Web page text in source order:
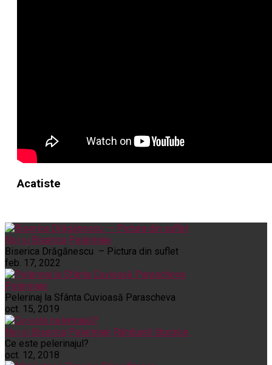
Acatiste
Noi și Biserica Pelerinaje
Biserica Drăgănescu – Pictura din suflet
feb. 17, 2022
Pelerinaje
Pelerinaj la Sfânta Cuvioasă Parascheva
oct. 15, 2019
Noi și Biserica Pelerinaje Rânduieli liturgice
Ce este pelerinajul?
oct. 12, 2018